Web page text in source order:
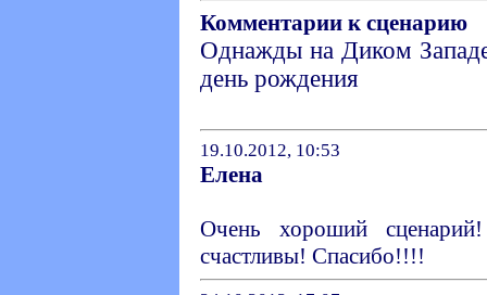
Комментарии к сценарию
Однажды на Диком
день рождения
19.10.2012, 10:53
Елена
Очень хороший
счастливы! Спасибо!!!!